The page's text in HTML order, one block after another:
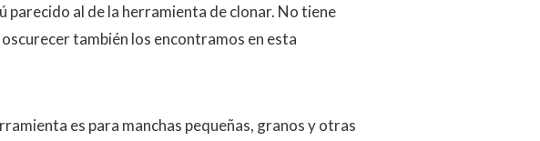
al de la herramienta de clonar. No tiene
también los encontramos en esta
es para manchas pequeñas, granos y otras